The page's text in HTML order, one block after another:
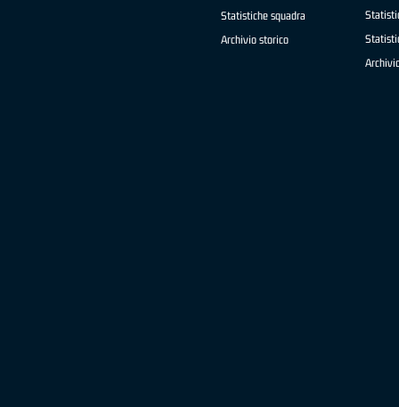
Statistiche squadra
Archivio storico